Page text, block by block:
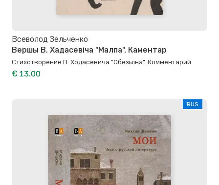
Всеволод Зельченко
Вершы В. Хадасевіча "Малпа". Каментар
Стихотворение В. Ходасевича "Обезьяна". Комментарий
€ 13.00
RUS